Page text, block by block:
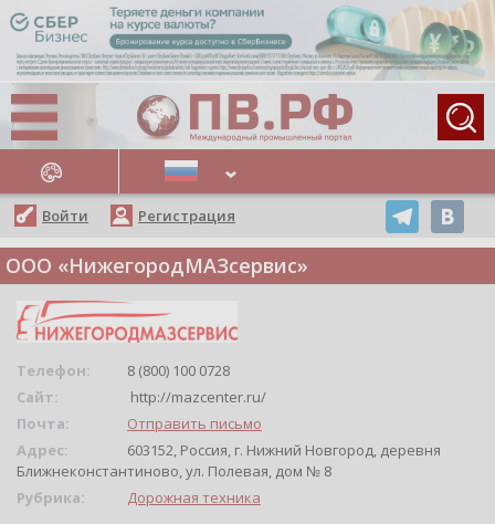
НОВОСТИ
Войти Регистрация
ООО «НижегородМАЗсервис»
Телефон:
8 (800) 100 0728
Сайт:
http://mazcenter.ru/
Почта:
Отправить письмо
Адрес:
603152, Россия, г. Нижний Новгород, деревня
Ближнеконстантиново, ул. Полевая, дом № 8
Рубрика:
Дорожная техника